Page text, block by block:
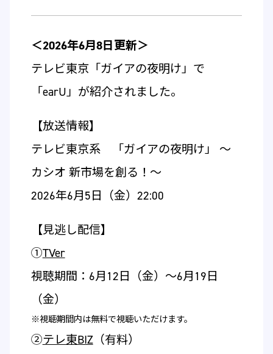
＜2026年6月8日更新＞
テレビ東京「ガイアの夜明け」で
「earU」が紹介されました。
【放送情報】
テレビ東京系 「ガイアの夜明け」 ～
カシオ 新市場を創る！～
2026年6月5日（金）22:00
【見逃し配信】
①TVer
視聴期間：6月12日（金）～6月19日
（金）
※視聴期間内は無料で視聴いただけます。
②テレ東BIZ（有料）